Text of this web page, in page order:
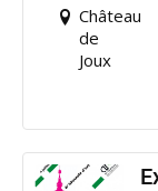
Château
de
Joux